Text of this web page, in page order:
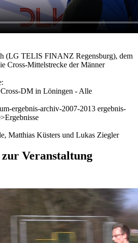
(LG TELIS FINANZ Regensburg), dem
Cross-Mittelstrecke der Männer
DM in Löningen - Alle
ergebnis-archiv-2007-2013 ergebnis-
Matthias Küsters und Lukas Ziegler
Veranstaltung